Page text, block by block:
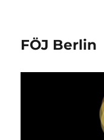
FÖJ Berlin